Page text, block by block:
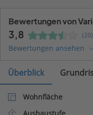
Bewertungen von
3,8 (20)
Bewertungen ansehen
Überblick
Wohnfläche
Ausbaustufe